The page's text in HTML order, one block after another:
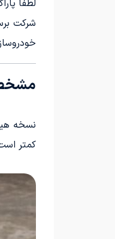
لطفاً
شرکت
نسخه
کمتر